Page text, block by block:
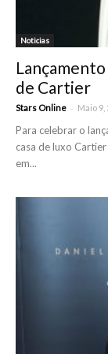
Noticias
de Cartier
Stars Online - Maio 9,
Para celebrar o
casa de luxo
em...